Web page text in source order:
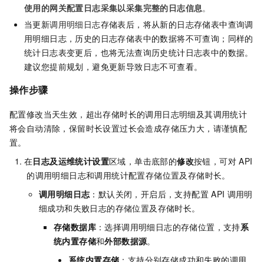
使用的网关配置日志采集以采集完整的日志信息。
当更新调用明细日志存储表后，将从新的日志存储表中查询调
用明细日志，历史的日志存储表中的数据将不可查询；同样的
统计日志表变更后，也将无法查询历史统计日志表中的数据。
建议您提前规划，避免更新导致日志不可查看。
操作步骤
配置修改当天生效，超出存储时长的调用日志明细及其调用统计
将会自动清除，保留时长设置过长会造成存储压力大，请谨慎配
置。
在日志及运维统计设置区域，单击底部的修改按钮，可对 API
的调用明细日志和调用统计配置存储位置及存储时长。
调用明细日志：默认关闭，开启后，支持配置 API 调用明
细成功和失败日志的存储位置及存储时长。
存储数据库 ：选择调用明细日志的存储位置，支持系
统内置存储和外部数据源。